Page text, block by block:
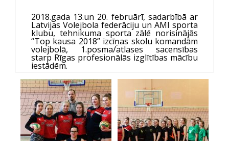
2018.gada 13.un 20. februārī, sadarbībā ar
Latvijas Volejbola federāciju un AMI sporta
klubu, tehnikuma sporta zālē norisinājās
“Top kausa 2018” izcīņas skolu komandām
volejbolā, 1.posma/atlases sacensības
starp Rīgas profesionālās izglītības mācību
iestādēm.